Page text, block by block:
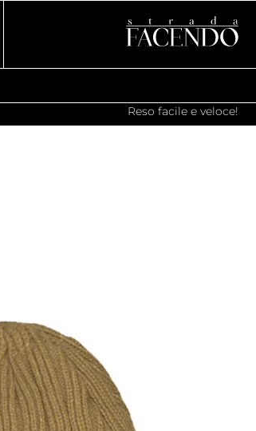
Reso facile e veloce!